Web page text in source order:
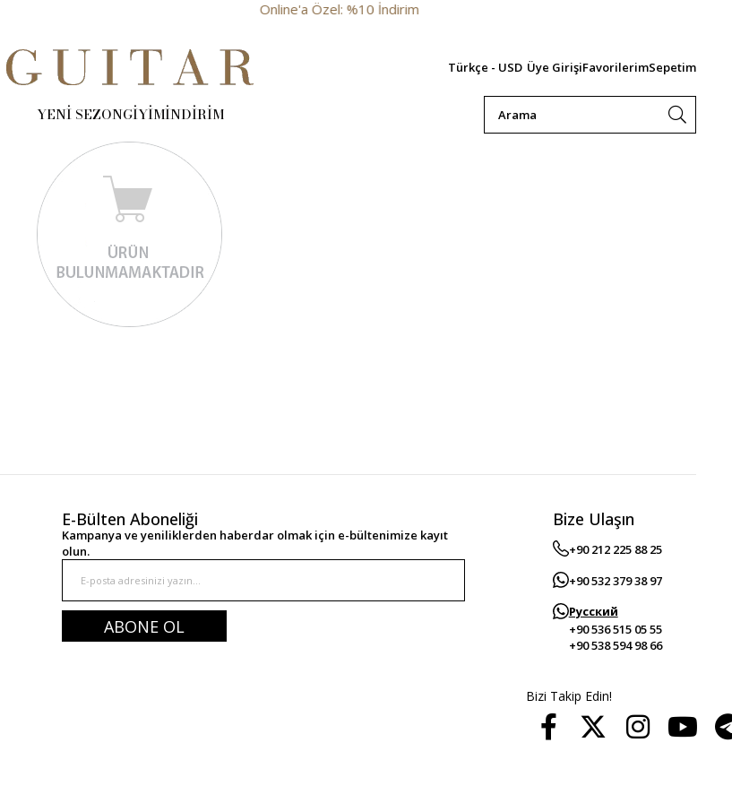
Online'a Özel: %10 İndirim
Türkçe - USD Üye GirişiFavorilerimSepetim
YENİ SEZONGİYİMİNDİRİM
E-Bülten Aboneliği
Kampanya ve yeniliklerden haberdar olmak için e-bültenimize kayıt
olun.
ABONE OL
Bize Ulaşın
+90 212 225 88 25
+90 532 379 38 97
Русский
+90 536 515 05 55
+90 538 594 98 66
Bizi Takip Edin!